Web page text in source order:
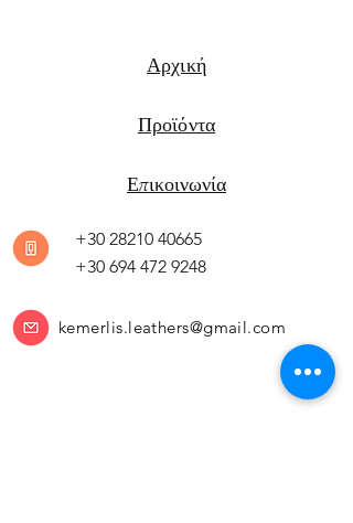
Αρχική
Προϊόντα
Επικοινωνία
+30 28210 40665
+30 694 472 9248
kemerlis.leathers@gmail.com